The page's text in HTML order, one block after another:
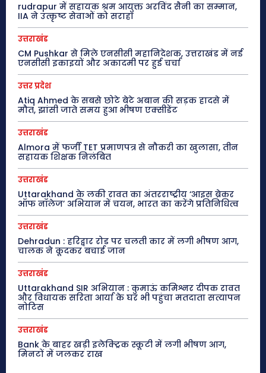
rudrapur में सहायक श्रम आयुक्त अरविंद सैनी का सम्मान,
IIA ने उत्कृष्ट सेवाओं को सराहा
उत्तराखंड
CM Pushkar से मिले एनसीसी महानिदेशक, उत्तराखंड में नई
एनसीसी इकाइयों और अकादमी पर हुई चर्चा
उत्तर प्रदेश
Atiq Ahmed के सबसे छोटे बेटे अबान की सड़क हादसे में
मौत, झांसी जाते समय हुआ भीषण एक्सीडेंट
उत्तराखंड
Almora में फर्जी TET प्रमाणपत्र से नौकरी का खुलासा, तीन
सहायक शिक्षक निलंबित
उत्तराखंड
Uttarakhand के लकी रावत का अंतरराष्ट्रीय ‘आइस ब्रेकर
ऑफ नॉलेज’ अभियान में चयन, भारत का करेंगे प्रतिनिधित्व
उत्तराखंड
Dehradun : हरिद्वार रोड पर चलती कार में लगी भीषण आग,
चालक ने कूदकर बचाई जान
उत्तराखंड
Uttarakhand SIR अभियान : कुमाऊं कमिश्नर दीपक रावत
और विधायक सरिता आर्या के घर भी पहुंचा मतदाता सत्यापन
नोटिस
उत्तराखंड
Bank के बाहर खड़ी इलेक्ट्रिक स्कूटी में लगी भीषण आग,
मिनटों में जलकर राख